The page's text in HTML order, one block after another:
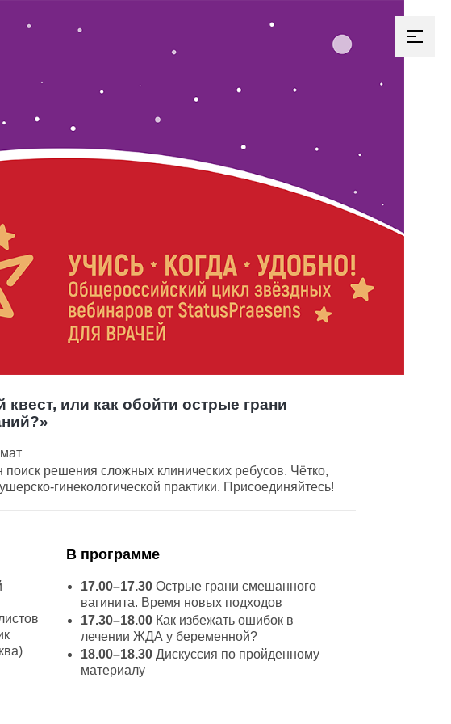
или как обойти острые грани
решения сложных клинических ребусов. Чётко,
гинекологической практики. Присоединяйтесь!
В программе
17.00–17.30 Острые грани смешанного
вагинита. Время новых подходов
17.30–18.00 Как избежать ошибок в
лечении ЖДА у беременной?
18.00–18.30 Дискуссия по пройденному
материалу